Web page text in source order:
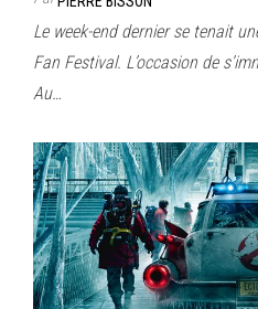
Le week-end dernier se tenait
Fan Festival. L’occasion de
Au…